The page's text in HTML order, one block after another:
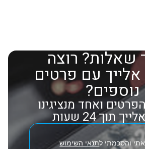
שאלות? רוצה
עם פרטים
נוספים?
ואחד מנציגינו
תוך 24 שעות
והסכמתי לתנאי השימוש